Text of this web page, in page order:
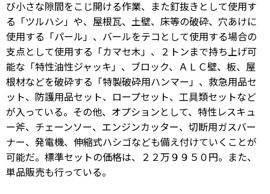
び小さな隙間をこじ開ける作業、また釘抜きとして使用す
る「ツルハシ」や、屋根瓦、土壁、床等の破砕、穴あけに
使用する「パール」、バールをテコとして使用する場合の
支点として使用する「カマセ木」、２トンまで持ち上げ可
能な「特性油性ジャッキ」、ブロック、ＡＬＣ壁、板、屋
根材などを破砕する「特製破砕用ハンマー」、救急用品セ
ット、防護用品セット、ロープセット、工具類セットなど
が入っている。その他、オプションとして、特性レスキュ
ー斧、チェーンソー、エンジンカッター、切断用ガスバー
ナー、発電機、伸縮式ハシゴなども備え付けていくことが
可能だ。標準セットの価格は、２２万９９５０円。また、
単品販売も行っている。